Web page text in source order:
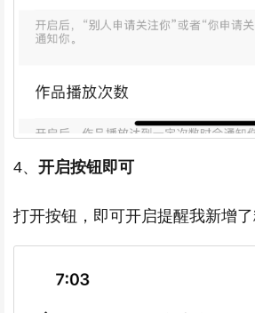
4、 开启按钮即可
打开按钮，即可开启提醒我新增了